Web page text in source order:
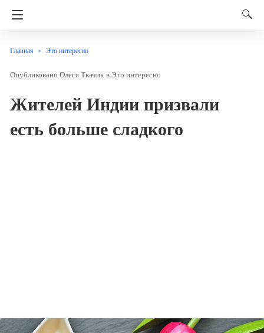
Главная Это интересно
Олеся Ткачик в Это интересно
Жителей Индии призвали
есть больше сладкого